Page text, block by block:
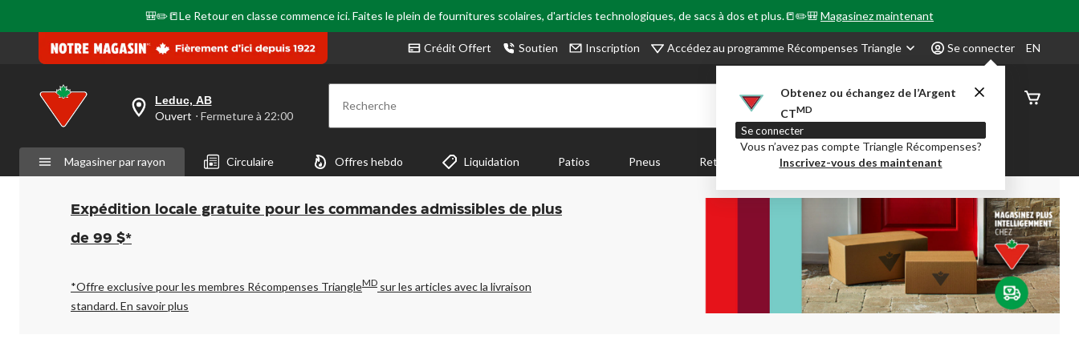
🎒✏️📒Le Retour en classe commence ici. Faites le plein de fournitures scolaires, d'articles technologiques, de sacs à dos et plus.📒✏️🎒Magasinez maintenant
Crédit Offert Soutien Inscription Accédez au programme Récompenses Triangle Se connecter
Obtenez ou échangez de l’Argent
CTMD
Se connecter
Vous n’avez pas compte Triangle Récompenses?
Inscrivez-vous des maintenant
EN
votre
est
Leduc,
AB,
Ouvert,
Fermeture
à
pour
changer
Leduc, AB
Ouvert ⋅ Fermeture à 22:00 Recherche
État de
Magasiner par rayon Circulaire Offres hebdo Liquidation Patios Pneus Retour en Classe Party City Centre-auto
Expédition locale gratuite pour les commandes admissibles de plus
de 99 $*
*Offre exclusive pour les membres Récompenses TriangleMD sur les articles avec la livraison
standard.En savoir plus